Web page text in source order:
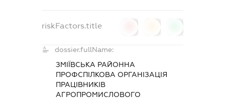
riskFactors.title
dossier.fullName:
ЗМІЇВСЬКА РАЙОННА
ПРОФСПІЛКОВА ОРГАНІЗАЦІЯ
ПРАЦІВНИКІВ
АГРОПРОМИСЛОВОГО